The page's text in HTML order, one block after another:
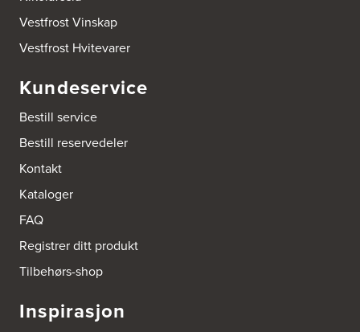
Vestfrost Vinskap
Vestfrost Hvitevarer
Kundeservice
Bestill service
Bestill reservedeler
Kontakt
Kataloger
FAQ
Registrer ditt produkt
Tilbehørs-shop
Inspirasjon